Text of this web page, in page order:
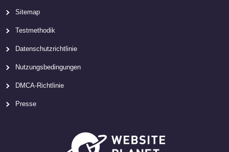
Sitemap
Testmethodik
Datenschutzrichtlinie
Nutzungsbedingungen
DMCA-Richtlinie
Presse